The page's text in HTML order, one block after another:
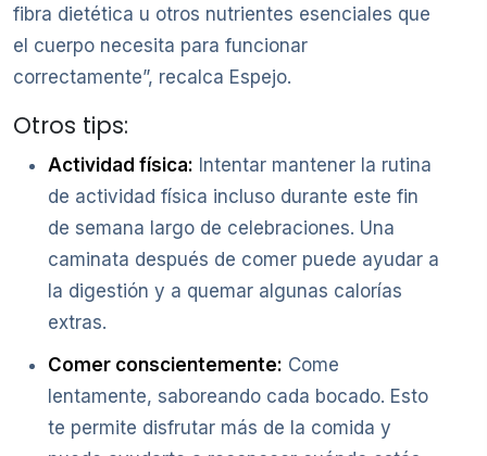
fibra dietética u otros nutrientes esenciales que
el cuerpo necesita para funcionar
correctamente”, recalca Espejo.
Otros tips:
Actividad física: Intentar mantener la rutina
de actividad física incluso durante este fin
de semana largo de celebraciones. Una
caminata después de comer puede ayudar a
la digestión y a quemar algunas calorías
extras.
Comer conscientemente: Come
lentamente, saboreando cada bocado. Esto
te permite disfrutar más de la comida y